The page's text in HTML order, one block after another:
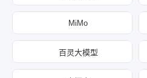
MiMo
百灵大模型